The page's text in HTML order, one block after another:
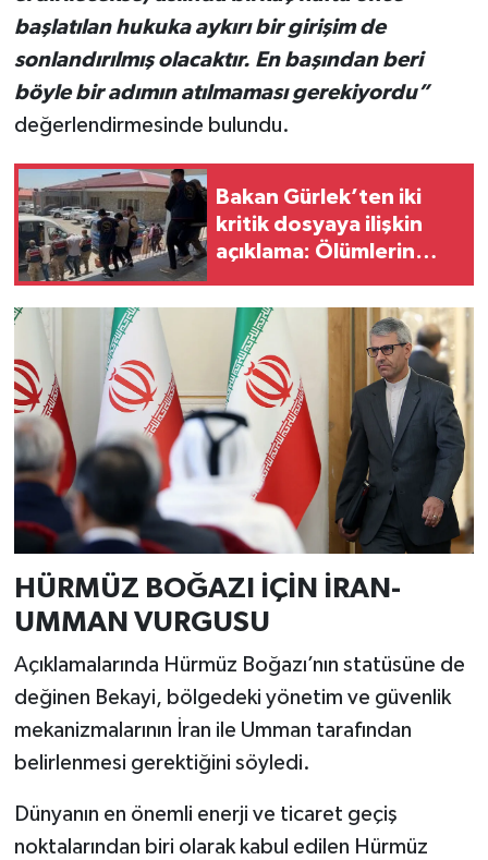
başlatılan hukuka aykırı bir girişim de
sonlandırılmış olacaktır. En başından beri
böyle bir adımın atılmaması gerekiyordu”
değerlendirmesinde bulundu.
Bakan Gürlek’ten iki
kritik dosyaya ilişkin
açıklama: Ölümlerin
ortaya çıktı
HÜRMÜZ BOĞAZI İÇİN İRAN-
UMMAN VURGUSU
Açıklamalarında Hürmüz Boğazı’nın statüsüne de
değinen Bekayi, bölgedeki yönetim ve güvenlik
mekanizmalarının İran ile Umman tarafından
belirlenmesi gerektiğini söyledi.
Dünyanın en önemli enerji ve ticaret geçiş
noktalarından biri olarak kabul edilen Hürmüz